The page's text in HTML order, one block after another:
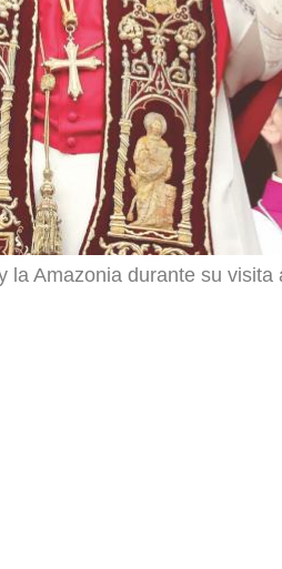
la Amazonia durante su visita